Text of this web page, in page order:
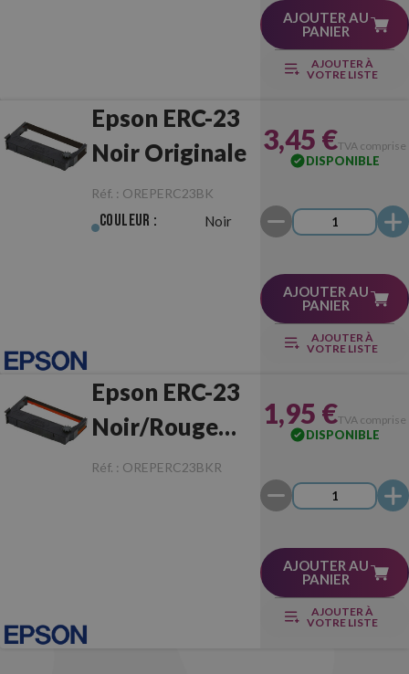
AJOUTER AU
PANIER
AJOUTER À
VOTRE LISTE
Epson ERC-23
Noir Originale
Réf. : OREPERC23BK
Couleur : Noir
3,45 €TVA comprise
DISPONIBLE
AJOUTER AU
PANIER
AJOUTER À
VOTRE LISTE
Epson ERC-23
Noir/Rouge
Originale
Réf. : OREPERC23BKR
1,95 €TVA comprise
DISPONIBLE
AJOUTER AU
PANIER
AJOUTER À
VOTRE LISTE